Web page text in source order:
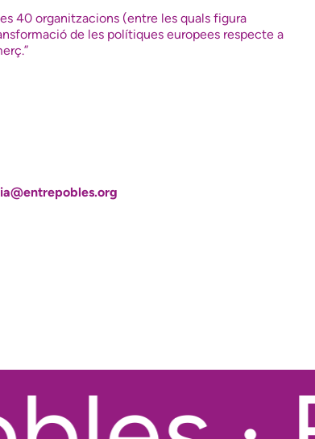
40 organitzacions (entre les quals figura
de les polítiques europees respecte a